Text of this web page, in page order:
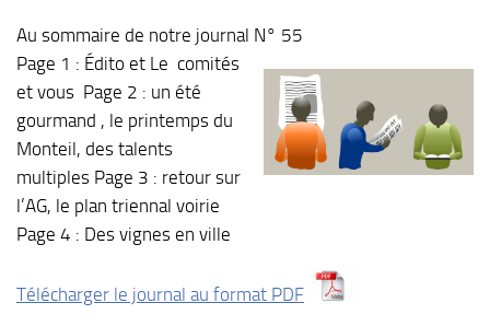
Au sommaire de notre journal N° 55
Page 1 : Édito et Le comités
et vous Page 2 : un été
gourmand , le printemps du
Monteil, des talents
multiples Page 3 : retour sur
l’AG, le plan triennal voirie
Page 4 : Des vignes en ville
Télécharger le journal au format PDF